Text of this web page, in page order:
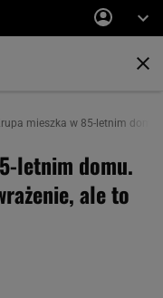
mieszka w 85-letnim
letnim domu.
ale to